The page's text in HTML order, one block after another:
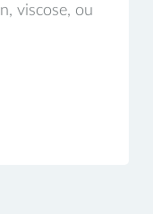
viscose, ou